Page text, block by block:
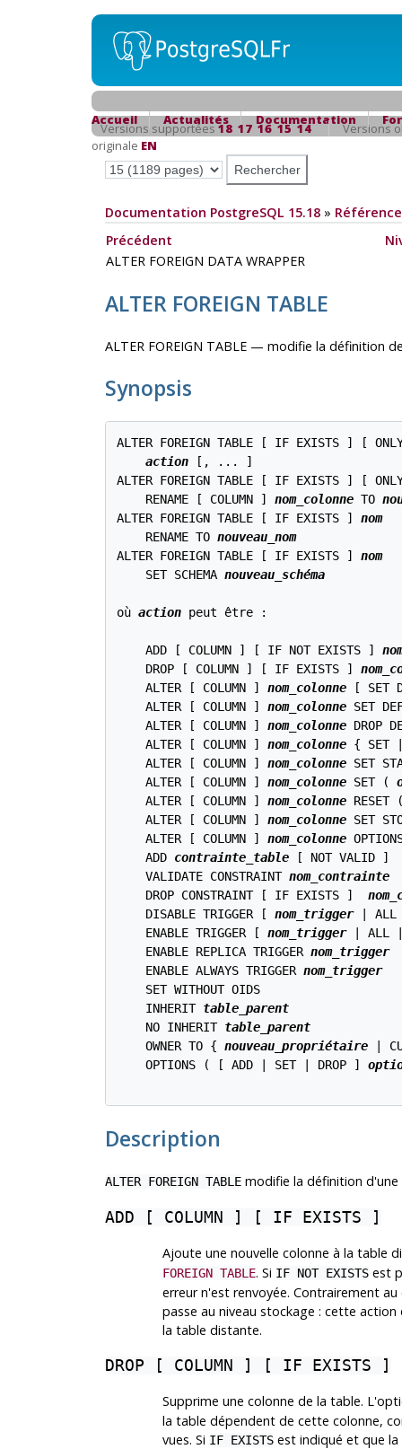
Accueil Actualités Documentation
Versions supportées18 17 16 15 14
Versions
originale EN
Documentation PostgreSQL 15.18» Référence
Précédent
ALTER FOREIGN DATA WRAPPER
ALTER FOREIGN TABLE
ALTER FOREIGN TABLE — modifie la définition
Synopsis
ALTER FOREIGN TABLE [ IF EXISTS ] [
action [, ... ]
ALTER FOREIGN TABLE [ IF EXISTS ] [
    RENAME [ COLUMN ]
nom_colonne TO
ALTER FOREIGN TABLE [ IF EXISTS ] nom
    RENAME TO
nouveau_nom
ALTER FOREIGN TABLE [ IF EXISTS ] nom
    SET SCHEMA
nouveau_schéma
où action peut être :
    ADD [ COLUMN ] [ IF NOT EXISTS ]
    DROP [ COLUMN ] [ IF EXISTS ]
    ALTER [ COLUMN ]
nom_colonne [ SET
    ALTER [ COLUMN ]
nom_colonne SET
    ALTER [ COLUMN ]
nom_colonne DROP
    ALTER [ COLUMN ]
nom_colonne { SET |
    ALTER [ COLUMN ]
nom_colonne SET
    ALTER [ COLUMN ]
nom_colonne SET (
    ALTER [ COLUMN ]
nom_colonne
    ALTER [ COLUMN ]
nom_colonne SET
    ALTER [ COLUMN ]
nom_colonne
    ADD
contrainte_table [ NOT VALID ]
    VALIDATE CONSTRAINT
nom_contrainte
    DROP CONSTRAINT [ IF EXISTS ]
    DISABLE TRIGGER [
nom_trigger | ALL
    ENABLE TRIGGER [
nom_trigger | ALL |
    ENABLE REPLICA TRIGGER
nom_trigger
    ENABLE ALWAYS TRIGGER
nom_trigger
    SET WITHOUT OIDS
    INHERIT
table_parent
    NO INHERIT
table_parent
    OWNER TO {
nouveau_propriétaire |
    OPTIONS ( [ ADD | SET | DROP ]
Description
ALTER FOREIGN TABLEmodifie la définition d'une
ADD [ COLUMN ] [ IF EXISTS ]
Ajoute une nouvelle colonne à la table
FOREIGN TABLE. Si IF NOT EXISTSest
erreur n'est renvoyée. Contrairement
passe au niveau stockage : cette
la table distante.
DROP [ COLUMN ] [ IF EXISTS ]
Supprime une colonne de la table.
la table dépendent de cette colonne,
vues. Si IF EXISTSest indiqué et que la